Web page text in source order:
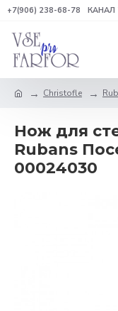
+7(906) 238-68-78 КАНАЛ
Christofle
Нож для
Rubans
00024030